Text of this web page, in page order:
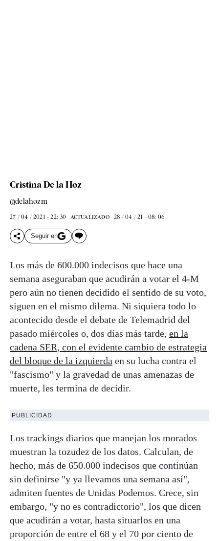
Cristina De la Hoz
@delahozm
27 / 04 / 2021 - 22: 30 ACTUALIZADO 28 / 04 / 21 - 08: 06
Seguir en
Los más de 600.000 indecisos que hace una
semana aseguraban que acudirán a votar el 4-M
pero aún no tienen decidido el sentido de su voto,
siguen en el mismo dilema. Ni siquiera todo lo
acontecido desde el debate de Telemadrid del
pasado miércoles o, dos días más tarde, en la
cadena SER, con el evidente cambio de estrategia
del bloque de la izquierda en su lucha contra el
"fascismo" y la gravedad de unas amenazas de
muerte, les termina de decidir.
PUBLICIDAD
Los trackings diarios que manejan los morados
muestran la tozudez de los datos. Calculan, de
hecho, más de 650.000 indecisos que continúan
sin definirse "y ya llevamos una semana así",
admiten fuentes de Unidas Podemos. Crece, sin
embargo, "y no es contradictorio", los que dicen
que acudirán a votar, hasta situarlos en una
proporción de entre el 68 y el 70 por ciento de